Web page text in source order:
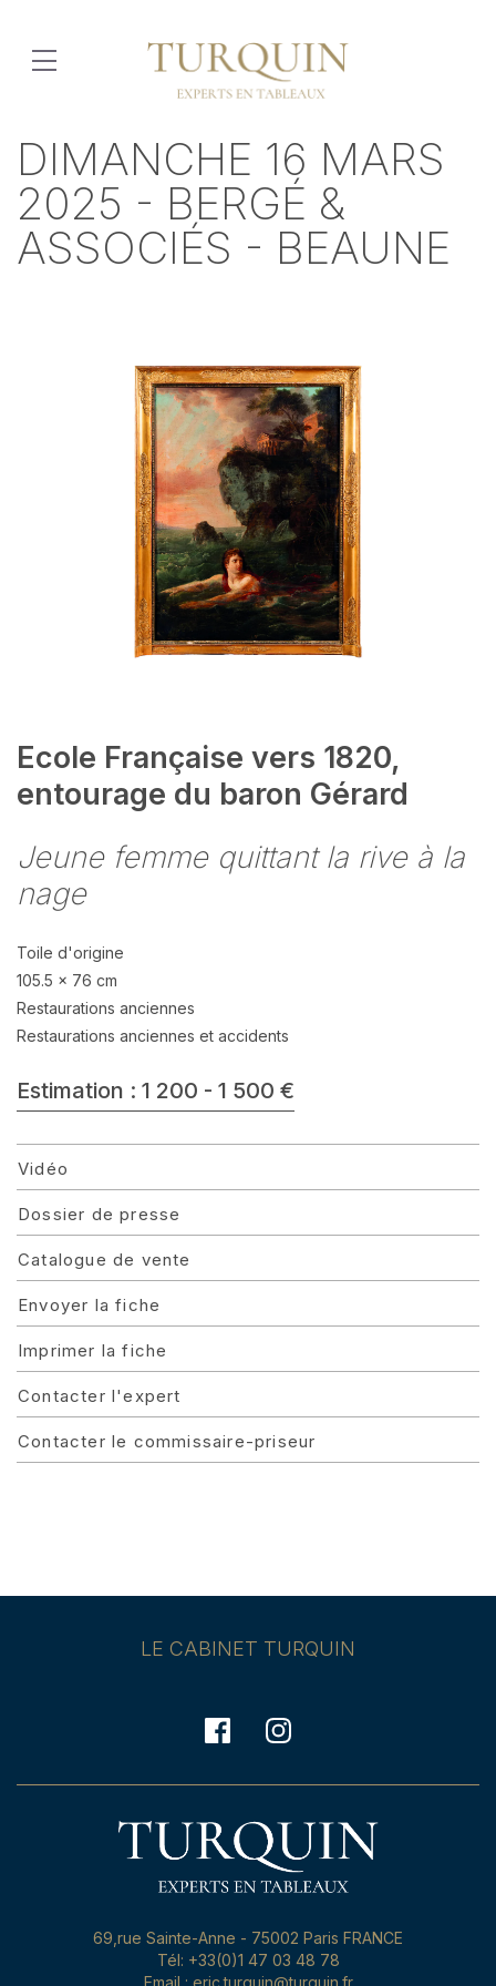
DIMANCHE 16 MARS
2025 - BERGÉ &
ASSOCIÉS - BEAUNE
Ecole Française vers 1820,
entourage du baron Gérard
Jeune femme quittant la rive à la
nage
Toile d'origine
105.5 x 76 cm
Restaurations anciennes
Restaurations anciennes et accidents
Estimation : 1 200 - 1 500 €
Vidéo
Dossier de presse
Catalogue de vente
Envoyer la fiche
Imprimer la fiche
Contacter l'expert
Contacter le commissaire-priseur
LE CABINET TURQUIN
69,rue Sainte-Anne - 75002 Paris FRANCE
Tél: +33(0)1 47 03 48 78